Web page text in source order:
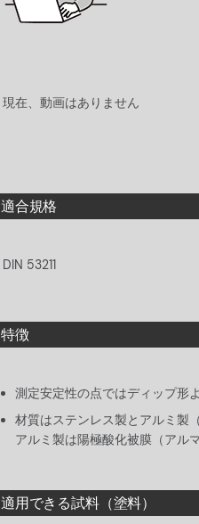
現在、動画はありません
適合規格
DIN 53211
特徴
測定安定性の点ではディップ形
材質はステンレス製とアルミ製
アルミ製は陽極酸化被膜（アル
適用できる試料（塗料）